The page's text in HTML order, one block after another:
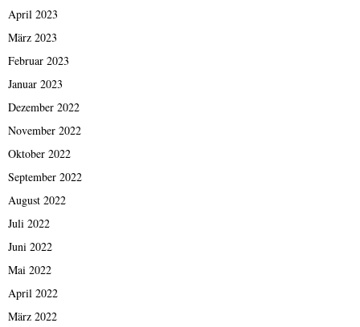
April 2023
März 2023
Februar 2023
Januar 2023
Dezember 2022
November 2022
Oktober 2022
September 2022
August 2022
Juli 2022
Juni 2022
Mai 2022
April 2022
März 2022